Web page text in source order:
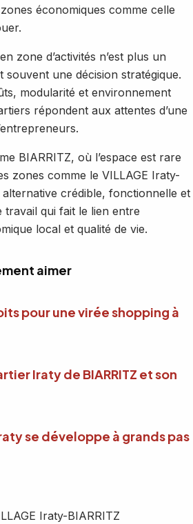
économiques comme celle
zone d’activités n’est plus un
souvent une décision stratégique.
modularité et environnement
répondent aux attentes d’une
BIARRITZ, où l’espace est rare
zones comme le VILLAGE Iraty-
crédible, fonctionnelle et
travail qui fait le lien entre
local et qualité de vie.
aimer
pour une virée shopping à
Iraty de BIARRITZ et son
se développe à grands pas
Iraty-BIARRITZ